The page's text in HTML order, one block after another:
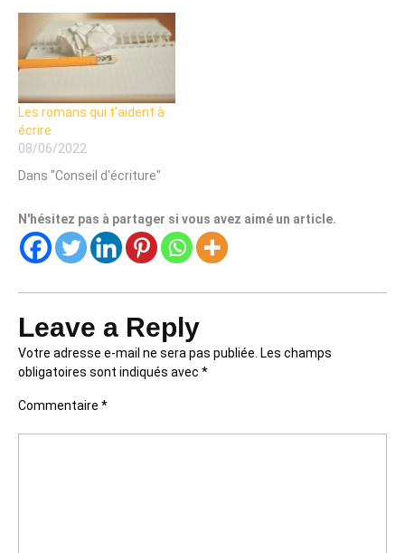
Les romans qui t’aident à
écrire.
08/06/2022
Dans "Conseil d'écriture"
N'hésitez pas à partager si vous avez aimé un article.
Leave a Reply
Votre adresse e-mail ne sera pas publiée. Les champs
obligatoires sont indiqués avec *
Commentaire *